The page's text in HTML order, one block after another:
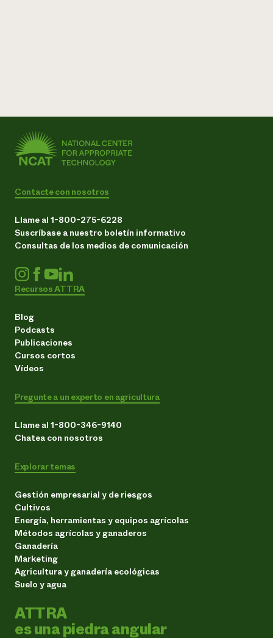
Contacte con nosotros
Llame al 1-800-275-6228
Suscríbase a nuestro boletín informativo
Consultas de los medios de comunicación
Recursos ATTRA
Blog
Podcasts
Publicaciones
Cursos cortos
Vídeos
Pregunte a un experto en agricultura
Llame al 1-800-346-9140
Chatea con nosotros
Explorar temas
Gestión empresarial y de riesgos
Cultivos
Energía, herramientas y equipos agrícolas
Métodos agrícolas y ganaderos
Ganadería
Marketing
Agricultura y ganadería ecológicas
Suelo y agua
ATTRA
es una piedra angular